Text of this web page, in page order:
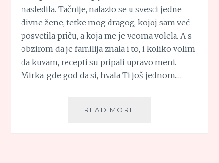
nasledila. Tačnije, nalazio se u svesci jedne
divne žene, tetke mog dragog, kojoj sam već
posvetila priču, a koja me je veoma volela. A s
obzirom da je familija znala i to, i koliko volim
da kuvam, recepti su pripali upravo meni.
Mirka, gde god da si, hvala Ti još jednom.…
READ MORE